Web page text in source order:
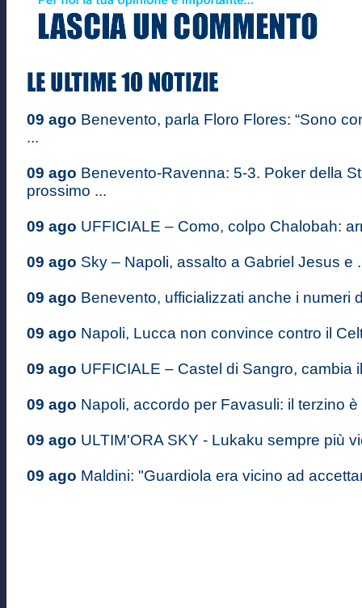
09 ago Benevento, parla Floro Flores: “Sono
...
09 ago Benevento-Ravenna: 5-3. Poker della
prossimo ...
09 ago UFFICIALE – Como, colpo Chalobah:
09 ago Sky – Napoli, assalto a Gabriel Jesus e
09 ago Benevento, ufficializzati anche i numeri
09 ago Napoli, Lucca non convince contro il
09 ago UFFICIALE – Castel di Sangro, cambia
09 ago Napoli, accordo per Favasuli: il terzino è
09 ago ULTIM'ORA SKY - Lukaku sempre più
09 ago Maldini: "Guardiola era vicino ad